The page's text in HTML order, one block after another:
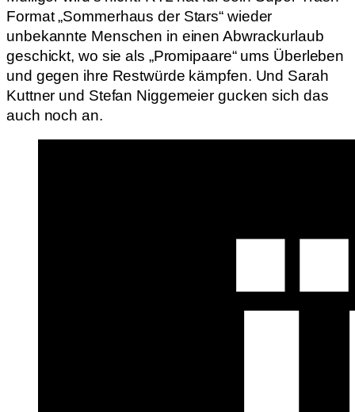
Format „Sommerhaus der Stars“ wieder
unbekannte Menschen in einen Abwrackurlaub
geschickt, wo sie als „Promipaare“ ums Überleben
und gegen ihre Restwürde kämpfen. Und Sarah
Kuttner und Stefan Niggemeier gucken sich das
auch noch an.